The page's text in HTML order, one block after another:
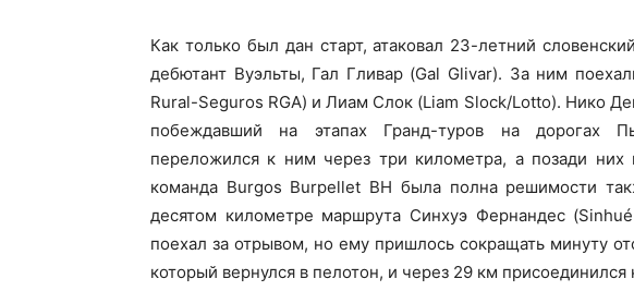
Как только был дан старт, атаковал 23-летний
дебютант Вуэльты, Гал Гливар (Gal Glivar). За ним
Rural-Seguros RGA) и Лиам Слок (Liam Slock/Lotto). Нико
побеждавший на этапах Гранд-туров на дорогах
переложился к ним через три километра, а позади них
команда Burgos Burpellet BH была полна решимости
десятом километре маршрута Синхуэ Фернандес
поехал за отрывом, но ему пришлось сокращать минуту
который вернулся в пелотон, и через 29 км присоединился